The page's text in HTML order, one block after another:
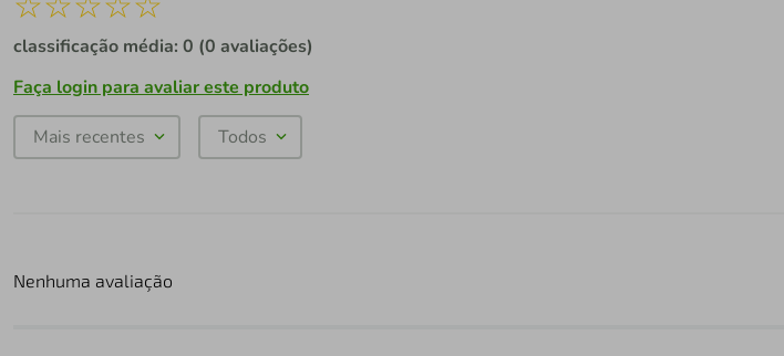
classificação média: 0 (0 avaliações)
Faça login para avaliar este produto
Mais recentes Todos
Nenhuma avaliação